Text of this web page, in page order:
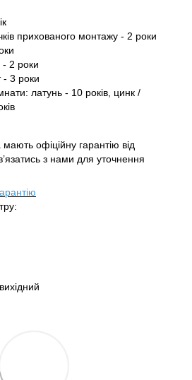
прихованого монтажу - 2 роки
2 роки
- 3 роки
латунь - 10 років, цинк /
офіційну гарантію від
з нами для уточнення